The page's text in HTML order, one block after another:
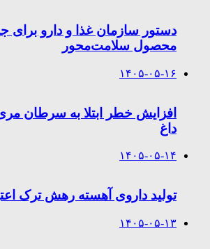
محصول سلامت‌محور
۱۴۰۵-۰۵-۱۶
افزایش خطر ابتلا به سرطان
داغ
۱۴۰۵-۰۵-۱۴
تولید داروی آهسته رهش ترک
۱۴۰۵-۰۵-۱۳